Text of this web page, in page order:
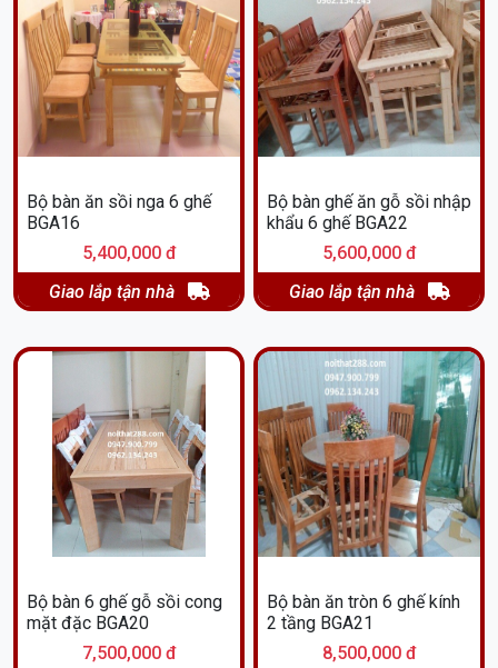
Bộ bàn ăn sồi nga 6 ghế
BGA16
5,400,000 đ
Giao lắp tận nhà
Bộ bàn ghế ăn gỗ sồi nhập
khẩu 6 ghế BGA22
5,600,000 đ
Giao lắp tận nhà
Bộ bàn 6 ghế gỗ sồi cong
mặt đặc BGA20
7,500,000 đ
Bộ bàn ăn tròn 6 ghế kính
2 tầng BGA21
8,500,000 đ